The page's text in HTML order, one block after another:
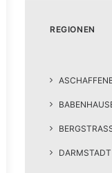
REGIONEN
DARMSTADT